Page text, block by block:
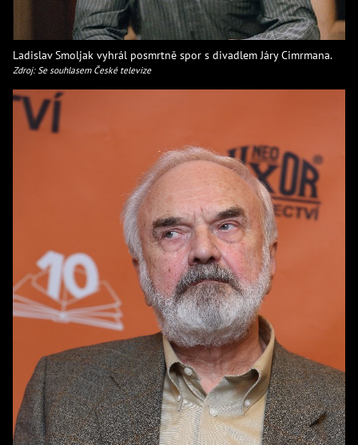
Ladislav Smoljak vyhrál posmrtně spor s divadlem Járy Cimrmana.
Zdroj: Se souhlasem České televize